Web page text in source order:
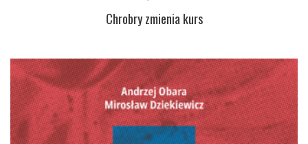
Chrobry zmienia kurs